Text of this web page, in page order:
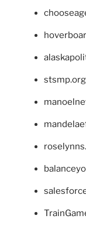
stsmp.org